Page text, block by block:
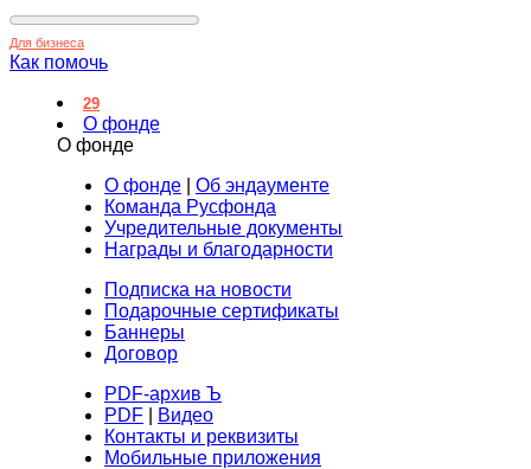
Для бизнеса
Как помочь
29
О фонде
О фонде
О фонде
Об эндаументе
Команда Русфонда
Учредительные документы
Награды и благодарности
Подписка на новости
Подарочные сертификаты
Баннеры
Договор
PDF-архив Ъ
PDF
Видео
Контакты и реквизиты
Мобильные приложения